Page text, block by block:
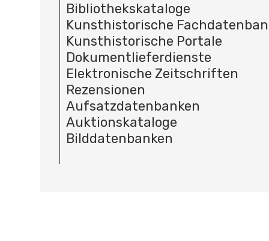
Bibliothekskataloge
Kunsthistorische
Kunsthistorische Portale
Dokumentlieferdienste
Elektronische Zeitschriften
Rezensionen
Aufsatzdatenbanken
Auktionskataloge
Bilddatenbanken